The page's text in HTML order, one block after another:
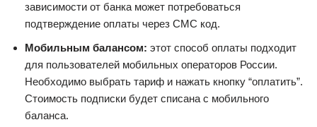
зависимости от банка может потребоваться
подтверждение оплаты через СМС код.
Мобильным балансом: этот способ оплаты подходит
для пользователей мобильных операторов России.
Необходимо выбрать тариф и нажать кнопку “оплатить”.
Стоимость подписки будет списана с мобильного
баланса.